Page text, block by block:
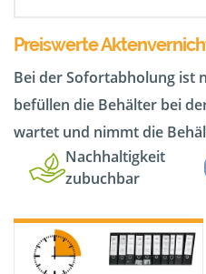
Preiswerte
Bei der Sofortabholung ist
befüllen die Behälter bei
wartet und nimmt die
Nachhaltigkeit
zubuchbar